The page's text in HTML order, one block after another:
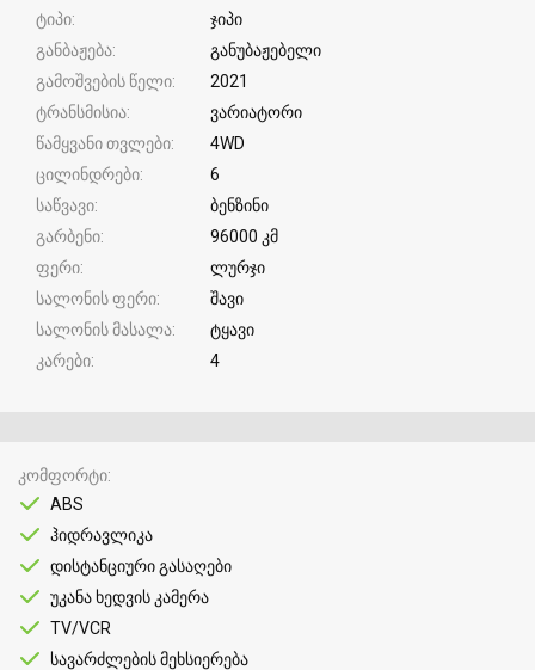
ტიპი
ჯიპი
განბაჟება
განუბაჟებელი
გამოშვების წელი
2021
ტრანსმისია
ვარიატორი
წამყვანი თვლები
4WD
ცილინდრები
6
საწვავი
ბენზინი
გარბენი
96000 კმ
ფერი
ლურჯი
სალონის ფერი
შავი
სალონის მასალა
ტყავი
კარები
4
კომფორტი
ABS
ჰიდრავლიკა
დისტანციური გასაღები
უკანა ხედვის კამერა
TV/VCR
სავარძლების მეხსიერება